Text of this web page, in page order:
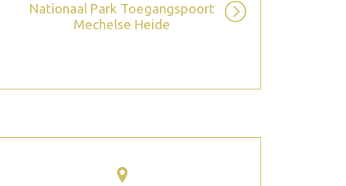
Nationaal Park Toegangspoort
Mechelse Heide